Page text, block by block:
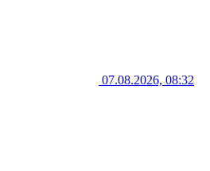
07.08.2026, 08:32